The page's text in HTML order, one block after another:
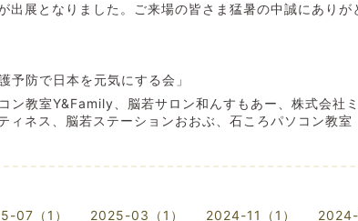
出展となりました。ご来場の皆さま猛暑の中誠にありが
防で日本を元気にする会」
ン教室Y&Family、脳若サロン和んすもあー、株式会社
ィネス、脳若ステーションおおぶ、石ころパソコン教室
07（1） 2025-03（1） 2024-11（1） 2024-